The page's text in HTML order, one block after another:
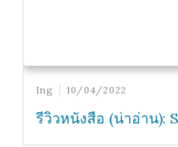
Ing 10/04/2022
รีวิวหนังสือ (น่าอ่าน